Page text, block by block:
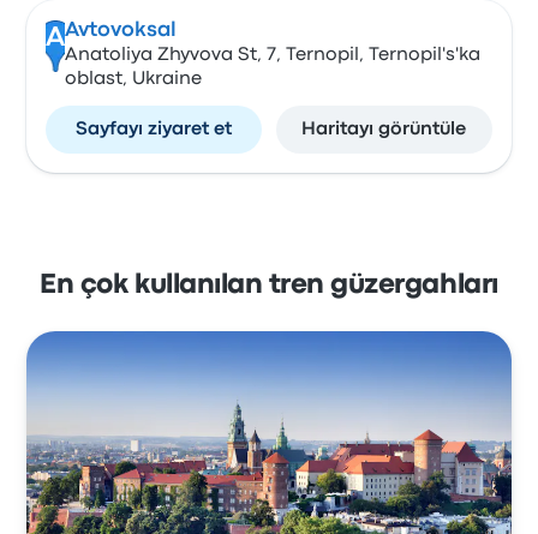
AAvtovoksal
Anatoliya Zhyvova St, 7, Ternopil, Ternopil's'ka
oblast, Ukraine
Sayfayı ziyaret et Haritayı görüntüle
En çok kullanılan tren güzergahları